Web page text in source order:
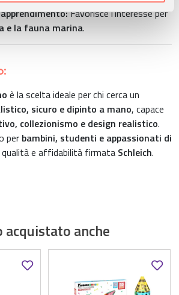
i quali potrebbero combinarle
che ha fornito loro o che hanno
Favorisce l’interesse per
e la fauna marina.
è la scelta ideale per chi cerca un
sicuro e dipinto a mano, capace
collezionismo e design realistico.
per bambini, studenti e appassionati di
qualità e affidabilità firmata Schleich.
acquistato anche